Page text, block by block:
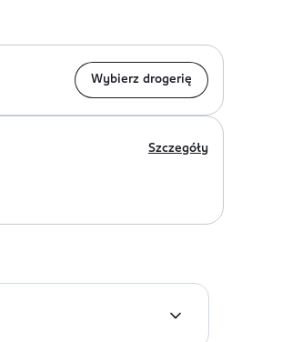
Wybierz drogerię
Szczegóły